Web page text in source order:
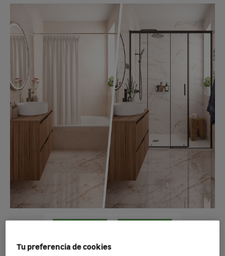
Tu preferencia de cookies